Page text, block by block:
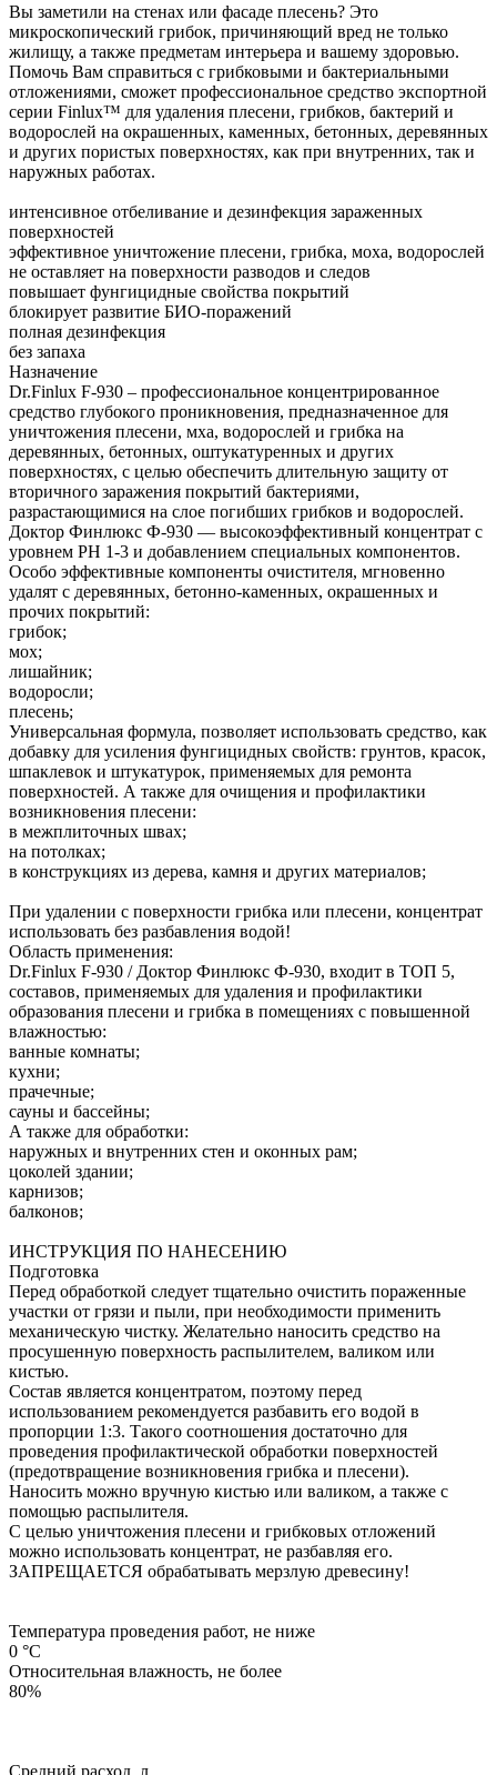
Вы заметили на стенах или фасаде плесень? Это
микроскопический грибок, причиняющий вред не только
жилищу, а также предметам интерьера и вашему здоровью.
Помочь Вам справиться с грибковыми и бактериальными
отложениями, сможет профессиональное средство экспортной
серии Finlux™ для удаления плесени, грибков, бактерий и
водорослей на окрашенных, каменных, бетонных, деревянных
и других пористых поверхностях, как при внутренних, так и
наружных работах.
интенсивное отбеливание и дезинфекция зараженных
поверхностей
эффективное уничтожение плесени, грибка, моха, водорослей
не оставляет на поверхности разводов и следов
повышает фунгицидные свойства покрытий
блокирует развитие БИО-поражений
полная дезинфекция
без запаха
Назначение
Dr.Finlux F-930 – профессиональное концентрированное
средство глубокого проникновения, предназначенное для
уничтожения плесени, мха, водорослей и грибка на
деревянных, бетонных, оштукатуренных и других
поверхностях, с целью обеспечить длительную защиту от
вторичного заражения покрытий бактериями,
разрастающимися на слое погибших грибков и водорослей.
Доктор Финлюкс Ф-930 — высокоэффективный концентрат с
уровнем РН 1-3 и добавлением специальных компонентов.
Особо эффективные компоненты очистителя, мгновенно
удалят с деревянных, бетонно-каменных, окрашенных и
прочих покрытий:
грибок;
мох;
лишайник;
водоросли;
плесень;
Универсальная формула, позволяет использовать средство, как
добавку для усиления фунгицидных свойств: грунтов, красок,
шпаклевок и штукатурок, применяемых для ремонта
поверхностей. А также для очищения и профилактики
возникновения плесени:
в межплиточных швах;
на потолках;
в конструкциях из дерева, камня и других материалов;
При удалении с поверхности грибка или плесени, концентрат
использовать без разбавления водой!
Область применения:
Dr.Finlux F-930 / Доктор Финлюкс Ф-930, входит в ТОП 5,
составов, применяемых для удаления и профилактики
образования плесени и грибка в помещениях с повышенной
влажностью:
ванные комнаты;
кухни;
прачечные;
сауны и бассейны;
А также для обработки:
наружных и внутренних стен и оконных рам;
цоколей здании;
карнизов;
балконов;
ИНСТРУКЦИЯ ПО НАНЕСЕНИЮ
Подготовка
Перед обработкой следует тщательно очистить пораженные
участки от грязи и пыли, при необходимости применить
механическую чистку. Желательно наносить средство на
просушенную поверхность распылителем, валиком или
кистью.
Состав является концентратом, поэтому перед
использованием рекомендуется разбавить его водой в
пропорции 1:3. Такого соотношения достаточно для
проведения профилактической обработки поверхностей
(предотвращение возникновения грибка и плесени).
Наносить можно вручную кистью или валиком, а также с
помощью распылителя.
С целью уничтожения плесени и грибковых отложений
можно использовать концентрат, не разбавляя его.
ЗАПРЕЩАЕТСЯ обрабатывать мерзлую древесину!
Температура проведения работ, не ниже
0 °С
Относительная влажность, не более
80%
Средний расход, л